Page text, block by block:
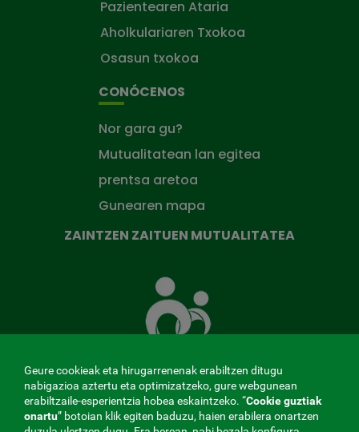
Pazientearen Ataria
Aholkulariaren Txokoa
Osasun txokoa
CONÓCENOS
Nor gara gu?
Mutualitatean lan egitea
prentsa aretoa
Gunearen mapa
ZAINTZEN ZAITUEN MUTUALITATEA
zaituen
Mutua
MENÚ
Geure cookieak eta hirugarrenenak erabiltzen ditugu
nabigazioa aztertu eta optimizatzeko, gure webgunean
erabiltzaile-esperientzia hobea eskaintzeko. “Cookie guztiak
onartu” botoian klik egiten baduzu, haien erabilera onartzen